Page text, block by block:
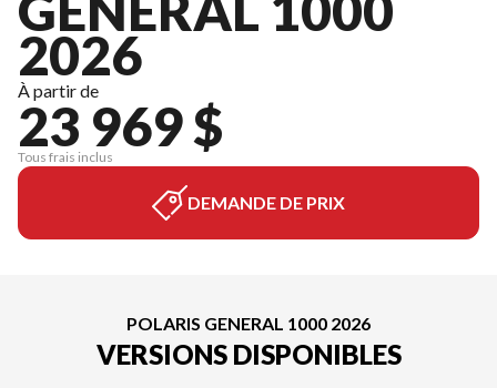
2026
À partir de
23 969 $
Tous frais inclus
DEMANDE DE PRIX
POLARIS GENERAL 1000 2026
VERSIONS DISPONIBLES